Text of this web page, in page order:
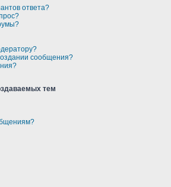
ответа?
сообщения?
тем